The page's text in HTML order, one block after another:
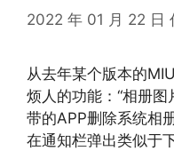
2022 年 01 月 22 日
从去年某个版本的
烦人的功能：“相册图
带的APP删除系统相
在通知栏弹出类似于